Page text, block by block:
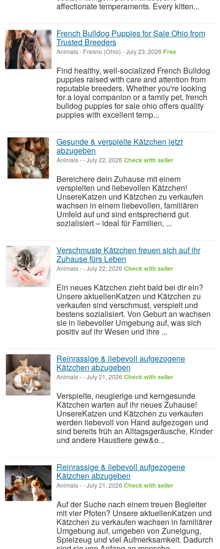
affectionate temperaments. Every kitten...
French Bulldog Puppies for Sale Ohio from
Trusted Breeders
Animals- Fresno (Ohio) -July 23, 2026 Free
Find healthy, well-socialized French Bulldog
puppies raised with care and attention from
reputable breeders. Whether you're looking
for a loyal companion or a family pet, french
bulldog puppies for sale ohio offers quality
puppies with excellent temp...
Gesunde & verspielte Kätzchen jetzt
abzugeben
Animals--July 22, 2026Check with seller
Bereichere dein Zuhause mit einem
verspielten und liebevollen Kätzchen!
UnsereKatzen und Kätzchen zu verkaufen
wachsen in einem liebevollen, familiären
Umfeld auf und sind entsprechend gut
sozialisiert – ideal für Familien, ...
Verschmuste Kätzchen freuen sich auf ihr
Zuhause fürs Leben
Animals--July 22, 2026Check with seller
Ein neues Kätzchen zieht bald bei dir ein?
Unsere aktuellenKatzen und Kätzchen zu
verkaufen sind verschmust, verspielt und
bestens sozialisiert. Von Geburt an wachsen
sie in liebevoller Umgebung auf, was sich
positiv auf ihr Wesen und ihre ...
Reinrassige & liebevoll aufgezogene
Kätzchen abzugeben
Animals--July 21, 2026Check with seller
Verspielte, neugierige und kerngesunde
Kätzchen warten auf ihr neues Zuhause!
UnsereKatzen und Kätzchen zu verkaufen
werden liebevoll von Hand aufgezogen und
sind bereits früh an Alltagsgeräusche, Kinder
und andere Haustiere gew&o...
Reinrassige & liebevoll aufgezogene
Kätzchen abzugeben
Animals--July 21, 2026Check with seller
Auf der Suche nach einem treuen Begleiter
mit vier Pfoten? Unsere aktuellenKatzen und
Kätzchen zu verkaufen wachsen in familiärer
Umgebung auf, umgeben von Zuneigung,
Spielzeug und viel Aufmerksamkeit. Dadurch